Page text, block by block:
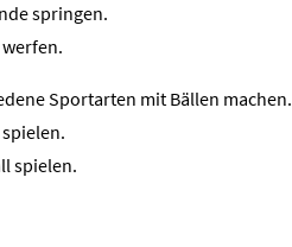
springen.
Sportarten mit Bällen machen.
spielen.